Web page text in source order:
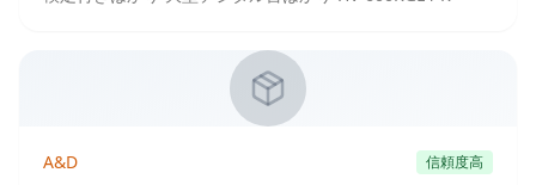
A&D 信頼度高